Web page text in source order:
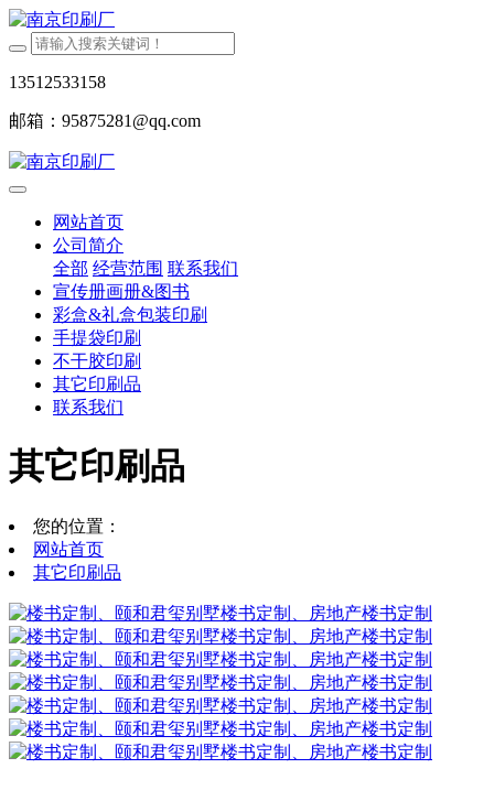
13512533158
邮箱：95875281@qq.com
网站首页
公司简介
全部 经营范围 联系我们
宣传册画册&图书
彩盒&礼盒包装印刷
手提袋印刷
不干胶印刷
其它印刷品
联系我们
其它印刷品
您的位置：
网站首页
其它印刷品